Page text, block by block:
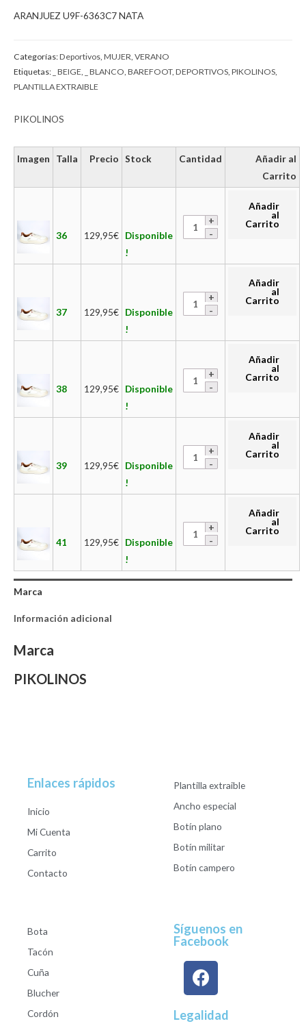
ARANJUEZ U9F-6363C7 NATA
Categorías:Deportivos MUJER VERANO
Etiquetas: _ BEIGE _ BLANCO BAREFOOT, DEPORTIVOS PIKOLINOS
PLANTILLA EXTRAIBLE
PIKOLINOS
Imagen Talla Precio Stock Cantidad
Añadir al
Carrito
36 129,95€ Disponible
!
Añadir
al
Carrito
37 129,95€ Disponible
!
Añadir
al
Carrito
38 129,95€ Disponible
!
Añadir
al
Carrito
39 129,95€ Disponible
!
Añadir
al
Carrito
41 129,95€ Disponible
!
Añadir
al
Carrito
Marca
Información adicional
Marca
PIKOLINOS
Enlaces rápidos
Inicio
Mi Cuenta
Carrito
Contacto
Plantilla extraible
Ancho especial
Botín plano
Botín militar
Botín campero
Bota
Tacón
Cuña
Blucher
Cordón
Síguenos en
Facebook
Legalidad